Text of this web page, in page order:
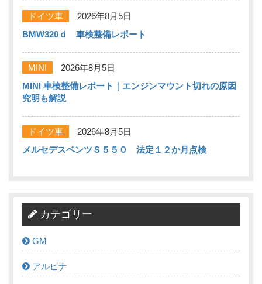
ドイツ車
2026年8月5日
BMW320ｄ 車検整備レポート
MINI
2026年8月5日
MINI 車検整備レポート｜エンジンマウント切れの原因
究明も解説
ドイツ車
2026年8月5日
メルセデスベンツＳ５５０ 法定１２か月点検
カテゴリー
GM
アルピナ